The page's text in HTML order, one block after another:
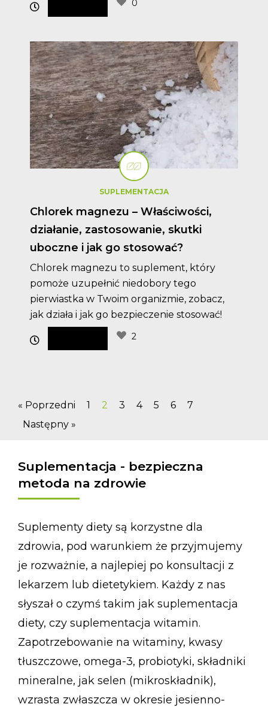
0
SUPLEMENTACJA
Chlorek magnezu – Właściwości,
działanie, zastosowanie, skutki
uboczne i jak go stosować?
Chlorek magnezu to suplement, który
pomoże uzupełnić niedobory tego
pierwiastka w Twoim organizmie, zobacz,
jak działa i jak go bezpieczenie stosować!
2
« Poprzedni 1 2 3 4 5 6
7
Następny »
Suplementacja - bezpieczna
metoda na zdrowie
Suplementy diety są korzystne dla
zdrowia, pod warunkiem że przyjmujemy
je rozważnie, a najlepiej po konsultacji z
lekarzem lub dietetykiem. Każdy z nas
słyszał o czymś takim jak suplementacja
diety, czy suplementacja witamin.
Zapotrzebowanie na witaminy, kwasy
tłuszczowe, omega-3, probiotyki, składniki
mineralne, jak selen (mikroskładnik),
wzrasta zwłaszcza w okresie jesienno-